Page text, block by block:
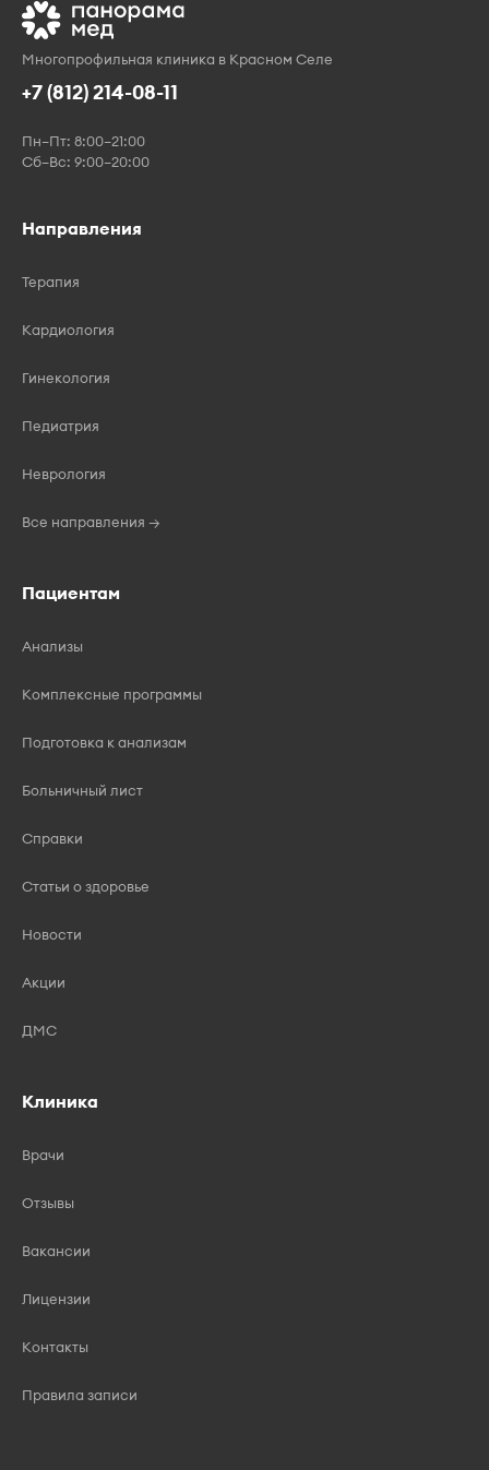
Многопрофильная клиника в Красном Селе
+7 (812) 214-08-11
Пн–Пт: 8:00–21:00
Сб–Вс: 9:00–20:00
Направления
Терапия
Кардиология
Гинекология
Педиатрия
Неврология
Все направления →
Пациентам
Анализы
Комплексные программы
Подготовка к анализам
Больничный лист
Справки
Статьи о здоровье
Новости
Акции
ДМС
Клиника
Врачи
Отзывы
Вакансии
Лицензии
Контакты
Правила записи